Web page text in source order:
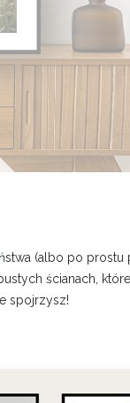
(albo po prostu
ścianach,
spojrzysz!